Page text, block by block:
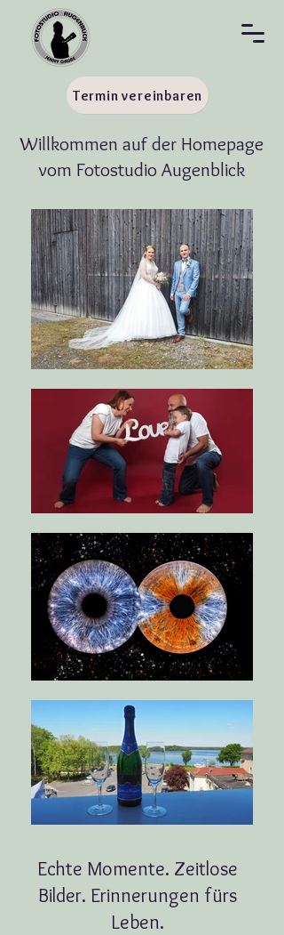
Termin vereinbaren
Willkommen auf der Homepage
vom Fotostudio Augenblick
Echte Momente. Zeitlose
Bilder. Erinnerungen fürs
Leben.